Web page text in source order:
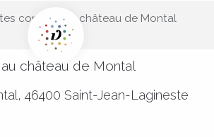
contées au château de Montal
château de Montal
46400 Saint-Jean-Lagineste